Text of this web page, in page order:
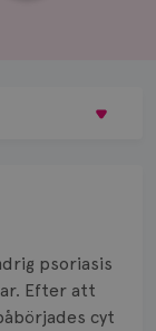
psoriasis
Efter att
cyt